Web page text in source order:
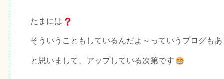
たまには
そういうこともしているんだよ～っていうブログも
と思いまして、アップしている次第です